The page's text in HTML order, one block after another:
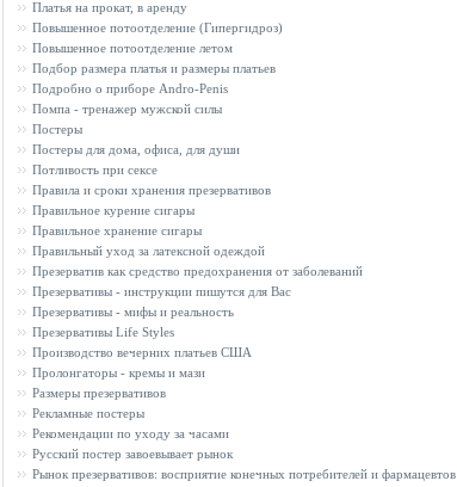
Платья на прокат, в аренду
Повышенное потоотделение (Гипергидроз)
Повышенное потоотделение летом
Подбор размера платья и размеры платьев
Подробно о приборе Andro-Penis
Помпа - тренажер мужской силы
Постеры
Постеры для дома, офиса, для души
Потливость при сексе
Правила и сроки хранения презервативов
Правильное курение сигары
Правильное хранение сигары
Правильный уход за латексной одеждой
Презерватив как средство предохранения от заболеваний
Презервативы - инструкции пишутся для Вас
Презервативы - мифы и реальность
Презервативы Life Styles
Производство вечерних платьев США
Пролонгаторы - кремы и мази
Размеры презервативов
Рекламные постеры
Рекомендации по уходу за часами
Русский постер завоевывает рынок
Рынок презервативов: восприятие конечных потребителей и фармацевтов